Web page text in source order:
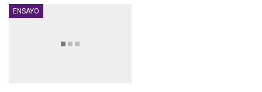
ENSAYO